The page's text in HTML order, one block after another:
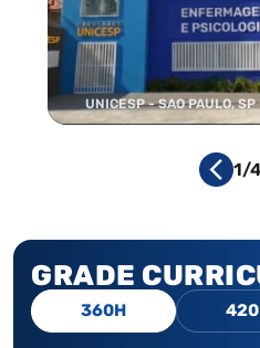
UNICESP - SAO PAULO, SP
1/
GRADE
360H